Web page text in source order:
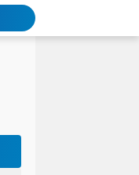
PLN UP2B Sumbagteng Perkuat Keandalan Sistem Kelistrikan Jelang HUT ke-81 RI melalui Program Care for Asset di Empat Gardu Induk Strategis